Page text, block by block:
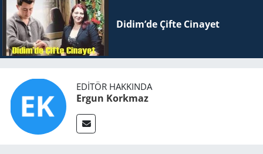
Didim’de Çifte Ci­na­yet
EDITÖR HAKKINDA
Ergun Korkmaz